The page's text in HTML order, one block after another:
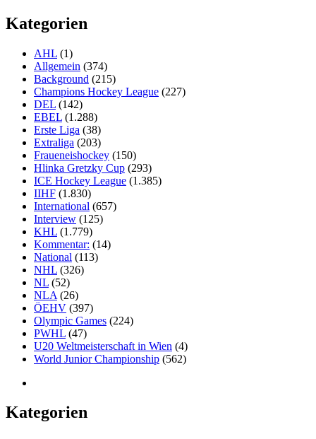
Kategorien
AHL (1)
Allgemein (374)
Background (215)
Champions Hockey League (227)
DEL (142)
EBEL (1.288)
Erste Liga (38)
Extraliga (203)
Fraueneishockey (150)
Hlinka Gretzky Cup (293)
ICE Hockey League (1.385)
IIHF (1.830)
International (657)
Interview (125)
KHL (1.779)
Kommentar: (14)
National (113)
NHL (326)
NL (52)
NLA (26)
ÖEHV (397)
Olympic Games (224)
PWHL (47)
U20 Weltmeisterschaft in Wien (4)
World Junior Championship (562)
Kategorien